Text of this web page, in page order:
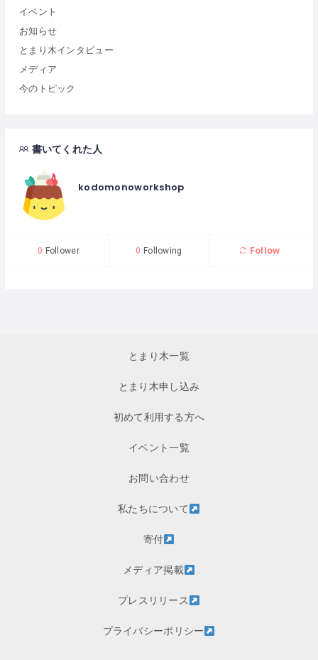
イベント
お知らせ
とまり木インタビュー
メディア
今のトピック
書いてくれた人
kodomonoworkshop
0 Follower 0 Following Follow
とまり木一覧
とまり木申し込み
初めて利用する方へ
イベント一覧
お問い合わせ
私たちについて
寄付
メディア掲載
プレスリリース
プライバシーポリシー